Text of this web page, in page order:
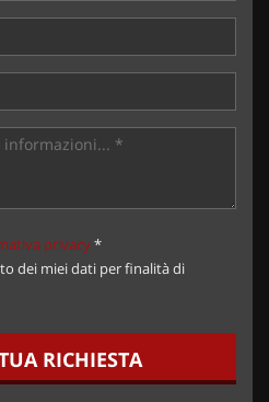
privacy*
dei miei dati per finalità di
RICHIESTA